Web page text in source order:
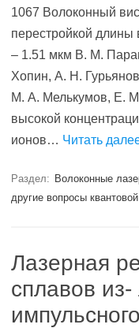
1067 Волоконный
перестройкой длины
– 1.51 мкм В. М.
Хопин, А. Н.
М. А. Мелькумов, Е.
высокой
ионов… Читать
Раздел: Волоконные
другие вопросы
Лазерная
сплавов